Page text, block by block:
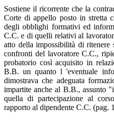
Sostiene il ricorrente che la
Corte di appello posto in stretta
degli obblighi formativi ed
C.C. e di quelli relativi al
atto della impossibilità di ritenere
confronti del lavoratore C.C.,
probatorio così acquisito in
B.B. un quanto l 'eventuale
dimostrava che adeguata
impartite anche al B.B., assunto
quella di partecipazione al
rapporto al dipendente C.C. (pag.